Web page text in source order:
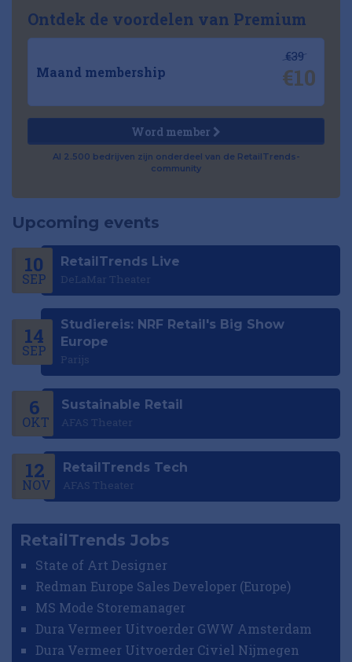
Ontdek de voordelen van Premium
Maand membership
€39
€10
Word member
Al 2.500 bedrijven zijn onderdeel van de RetailTrends-
community
Upcoming events
10
SEP
RetailTrends Live
DeLaMar Theater
14
SEP
Studiereis: NRF Retail's Big Show
Europe
Parijs
6
OKT
Sustainable Retail
AFAS Theater
12
NOV
RetailTrends Tech
AFAS Theater
RetailTrends Jobs
State of Art Designer
Redman Europe Sales Developer (Europe)
MS Mode Storemanager
Dura Vermeer Uitvoerder GWW Amsterdam
Dura Vermeer Uitvoerder Civiel Nijmegen